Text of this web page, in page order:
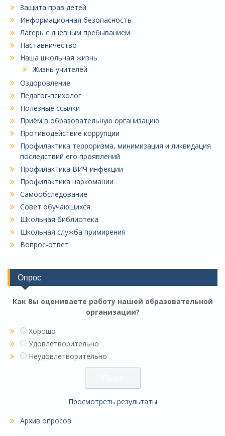
Защита прав детей
Информационная безопасность
Лагерь с дневным пребыванием
Наставничество
Наша школьная жизнь
Жизнь учителей
Оздоровление
Педагог-психолог
Полезные ссылки
Приём в образовательную организацию
Противодействие коррупции
Профилактика терроризма, минимизация и ликвидация
последствий его проявлений
Профилактика ВИЧ-инфекции
Профилактика наркомании
Самообследование
Совет обучающихся
Школьная библиотека
Школьная служба примирения
Вопрос-ответ
Опрос
Как Вы оцениваете работу нашей образовательной
организации?
Хорошо
Удовлетворительно
Неудовлетворительно
Просмотреть результаты
Архив опросов